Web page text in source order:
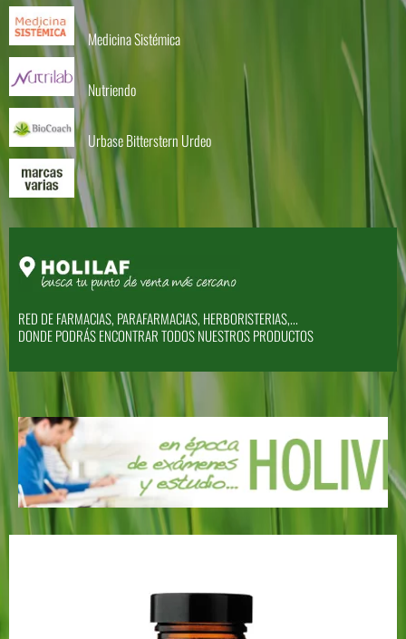
Medicina Sistémica
Nutriendo
Urbase Bitterstern Urdeo
RED DE FARMACIAS, PARAFARMACIAS, HERBORISTERIAS,...
DONDE PODRÁS ENCONTRAR TODOS NUESTROS PRODUCTOS